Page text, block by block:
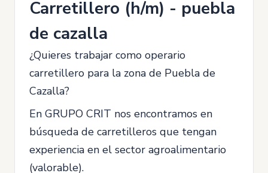
Carretillero (h/m) - puebla
de cazalla
¿Quieres trabajar como operario
carretillero para la zona de Puebla de
Cazalla?
En GRUPO CRIT nos encontramos en
búsqueda de carretilleros que tengan
experiencia en el sector agroalimentario
(valorable).